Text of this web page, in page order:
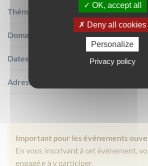
Thématique : Forum, Salon
Domaine : Transport et Logistique
Dates : 10.06.2026 - 09:30 - 13:00
Adresse :
−
Important pour les événements
En vous inscrivant à cet événement,
engagé.e à y participer.
OK, accept all
Deny all cookies
Personalize
Privacy policy